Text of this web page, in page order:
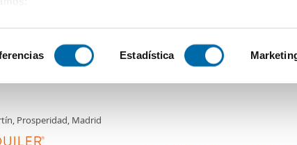
activamente para buscar características
cómo se procesan sus datos personales y establezca
Estadística
terraza y ascensor Chamartín
Prosperidad, Madrid